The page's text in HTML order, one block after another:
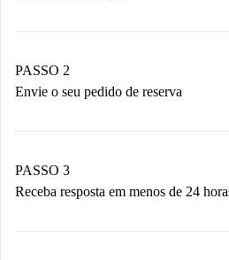
Você tem todas as informações
antecipadamente.
PASSO 2
Envie o seu pedido de reserva
Não cobramos nada até que o
PASSO 3
Receba resposta em menos de 24